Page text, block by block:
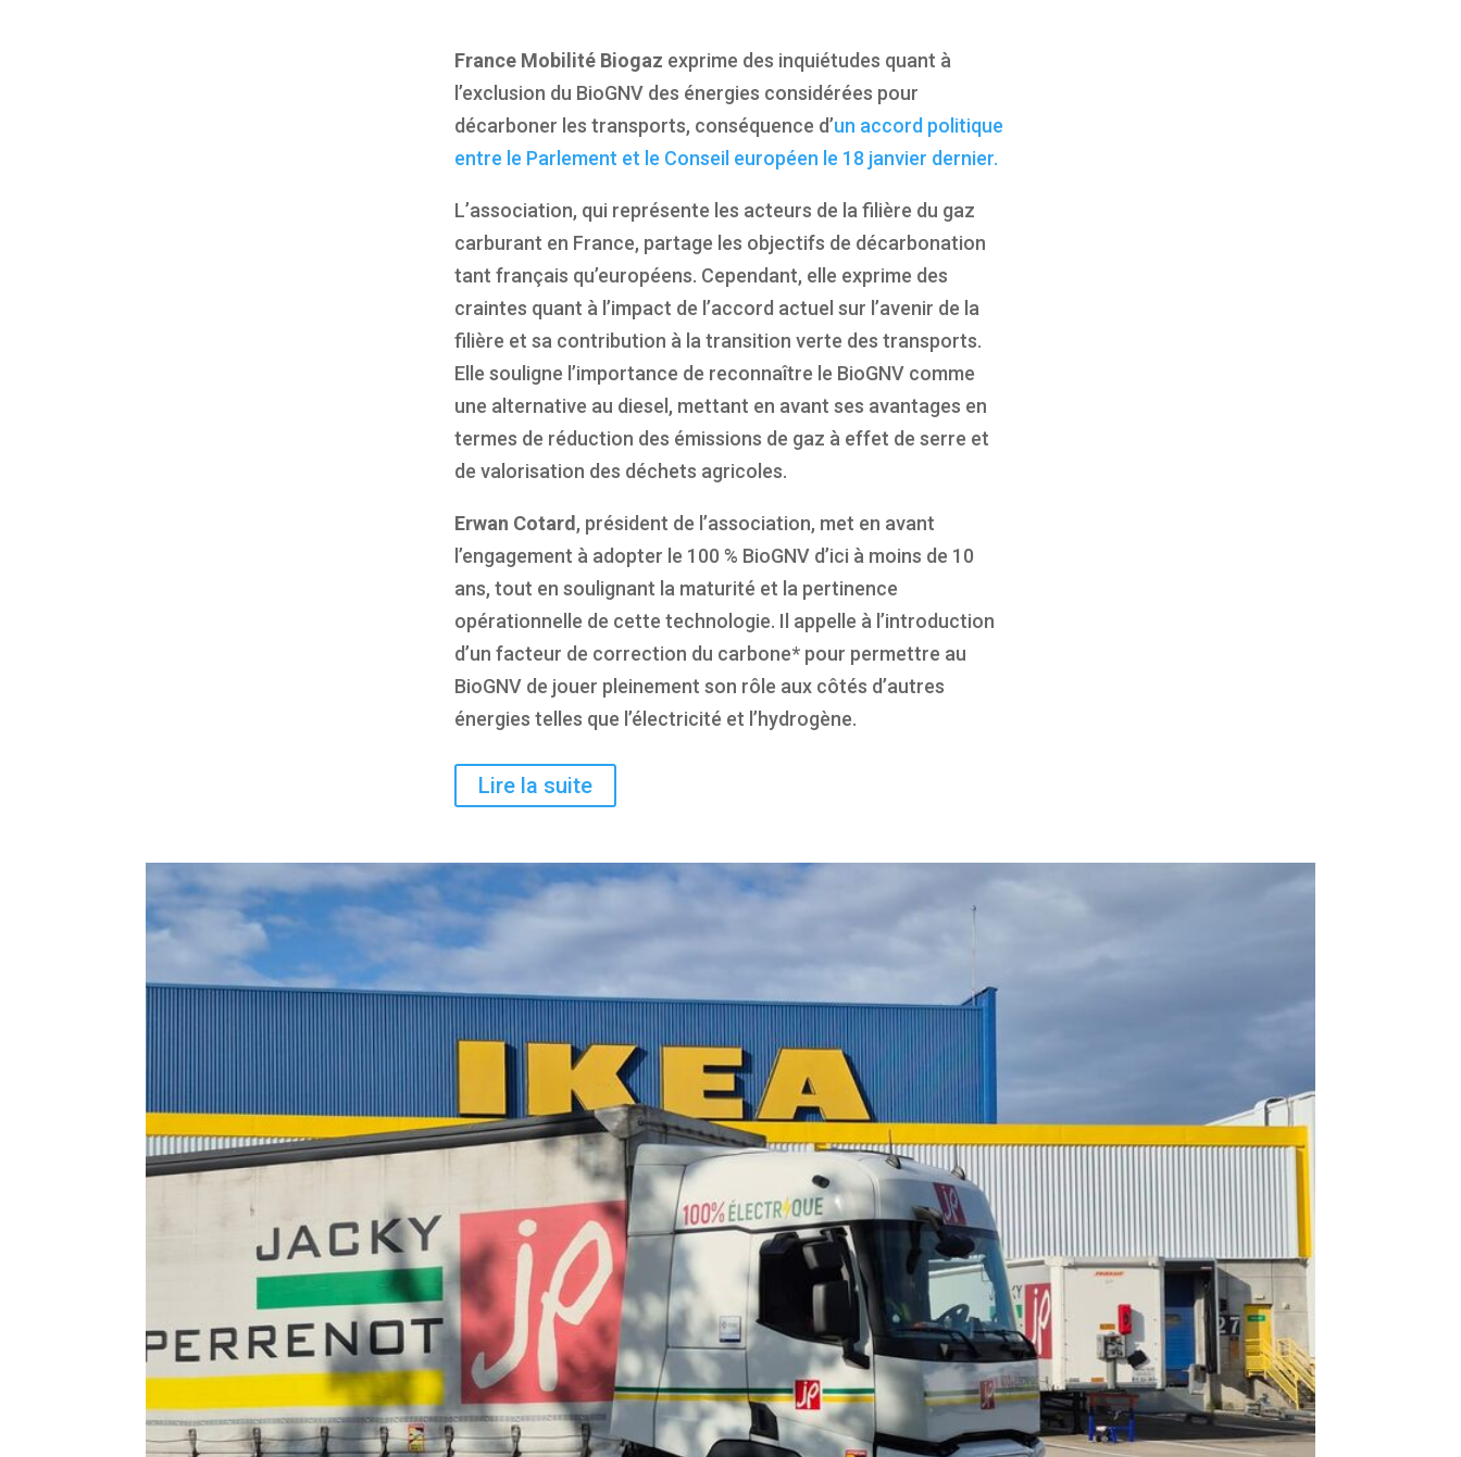
France Mobilité Biogaz exprime des inquiétudes quant à
l’exclusion du BioGNV des énergies considérées pour
décarboner les transports, conséquence d’un accord politique
entre le Parlement et le Conseil européen le 18 janvier dernier.
L’association, qui représente les acteurs de la filière du gaz
carburant en France, partage les objectifs de décarbonation
tant français qu’européens. Cependant, elle exprime des
craintes quant à l’impact de l’accord actuel sur l’avenir de la
filière et sa contribution à la transition verte des transports.
Elle souligne l’importance de reconnaître le BioGNV comme
une alternative au diesel, mettant en avant ses avantages en
termes de réduction des émissions de gaz à effet de serre et
de valorisation des déchets agricoles.
Erwan Cotard, président de l’association, met en avant
l’engagement à adopter le 100 % BioGNV d’ici à moins de 10
ans, tout en soulignant la maturité et la pertinence
opérationnelle de cette technologie. Il appelle à l’introduction
d’un facteur de correction du carbone* pour permettre au
BioGNV de jouer pleinement son rôle aux côtés d’autres
énergies telles que l’électricité et l’hydrogène.
Lire la suite